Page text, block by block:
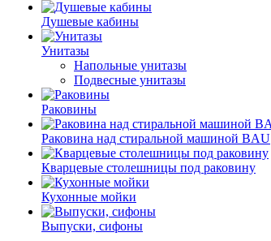
Душевые кабины
Унитазы
Напольные унитазы
Подвесные унитазы
Раковины
Раковина над стиральной машиной BAU
Кварцевые столешницы под раковину
Кухонные мойки
Выпуски, сифоны